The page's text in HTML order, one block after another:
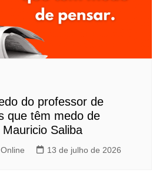
do professor de
que têm medo de
Saliba
13 de julho de 2026